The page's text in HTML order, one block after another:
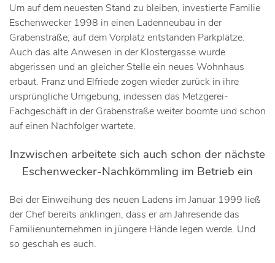
Um auf dem neuesten Stand zu bleiben, investierte Familie
Eschenwecker 1998 in einen Ladenneubau in der
Grabenstraße; auf dem Vorplatz entstanden Parkplätze.
Auch das alte Anwesen in der Klostergasse wurde
abgerissen und an gleicher Stelle ein neues Wohnhaus
erbaut. Franz und Elfriede zogen wieder zurück in ihre
ursprüngliche Umgebung, indessen das Metzgerei-
Fachgeschäft in der Grabenstraße weiter boomte und schon
auf einen Nachfolger wartete.
Inzwischen arbeitete sich auch schon der nächste
Eschenwecker-Nachkömmling im Betrieb ein
Bei der Einweihung des neuen Ladens im Januar 1999 ließ
der Chef bereits anklingen, dass er am Jahresende das
Familienunternehmen in jüngere Hände legen werde. Und
so geschah es auch.